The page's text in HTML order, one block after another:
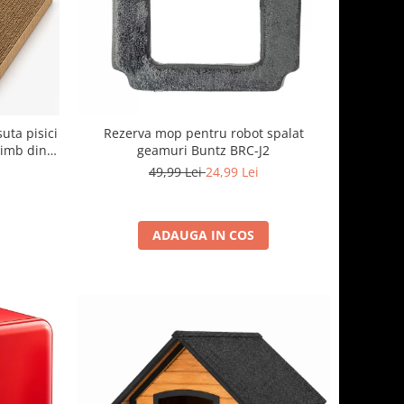
pisici
din
casuta
Rezerva mop pentru robot spalat
geamuri Buntz BRC-J2
49,99 Lei24,99 Lei
ADAUGA IN COS